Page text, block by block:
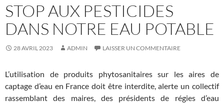
STOP AUX PESTICIDES
DANS NOTRE EAU POTABLE
28 AVRIL 2023 ADMIN LAISSER UN COMMENTAIRE
L’utilisation de produits phytosanitaires sur les aires de
captage d’eau en France doit être interdite, alerte un collectif
rassemblant des maires, des présidents de régies d’eau